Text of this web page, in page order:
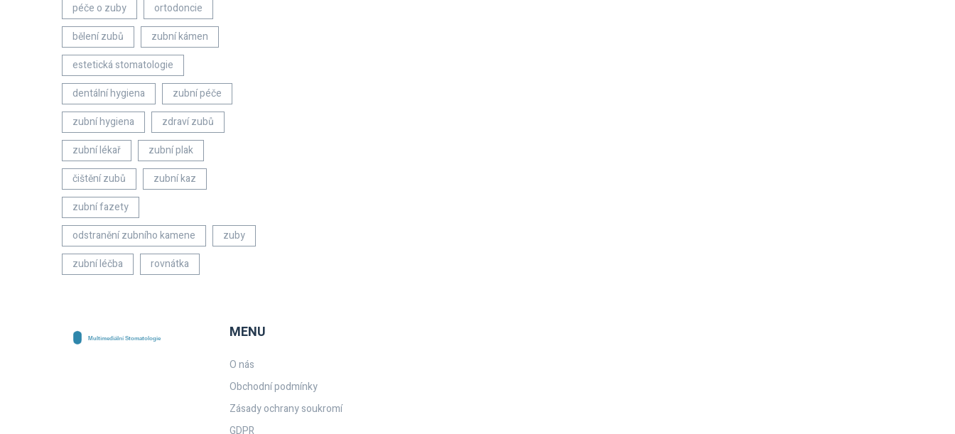
péče o zuby
ortodoncie
bělení zubů
zubní kámen
estetická stomatologie
dentální hygiena
zubní péče
zubní hygiena
zdraví zubů
zubní lékař
zubní plak
čištění zubů
zubní kaz
zubní fazety
odstranění zubního kamene
zuby
zubní léčba
rovnátka
MENU
O nás
Obchodní podmínky
Zásady ochrany soukromí
GDPR